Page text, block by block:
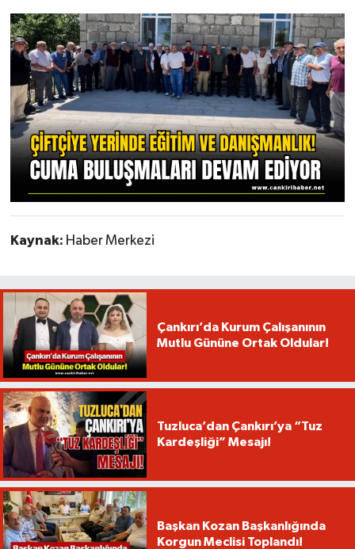
Kaynak: Haber Merkezi
Çankırı’da Kurum Çalışanının
Mutlu Gününe Ortak Oldular!
Tuzluca’dan Çankırı’ya “Tuz
Kardeşliği” Mesajı!
Başkan Kozan Başkanlığında
Korgun Meclisi Toplandı!